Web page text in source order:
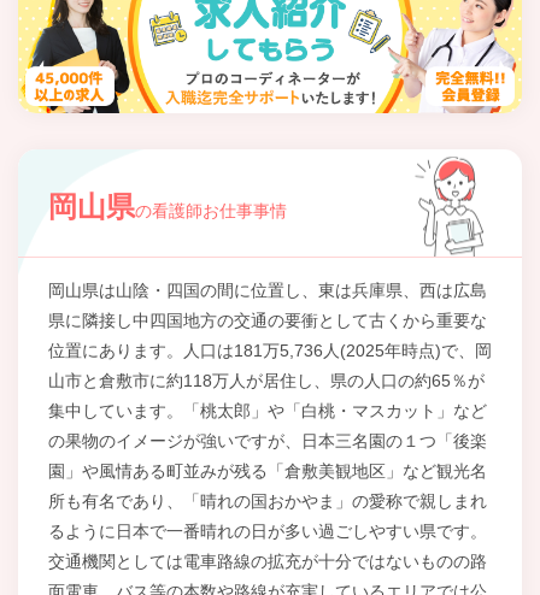
岡山県の看護師お仕事事情
岡山県は山陰・四国の間に位置し、東は兵庫県、西は広島
県に隣接し中四国地方の交通の要衝として古くから重要な
位置にあります。人口は181万5,736人(2025年時点)で、岡
山市と倉敷市に約118万人が居住し、県の人口の約65％が
集中しています。「桃太郎」や「白桃・マスカット」など
の果物のイメージが強いですが、日本三名園の１つ「後楽
園」や風情ある町並みが残る「倉敷美観地区」など観光名
所も有名であり、「晴れの国おかやま」の愛称で親しまれ
るように日本で一番晴れの日が多い過ごしやすい県です。
交通機関としては電車路線の拡充が十分ではないものの路